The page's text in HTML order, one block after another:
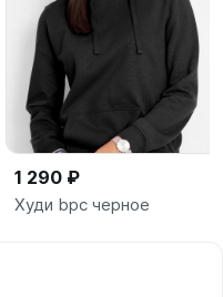
1 290 ₽
Худи bpc черное